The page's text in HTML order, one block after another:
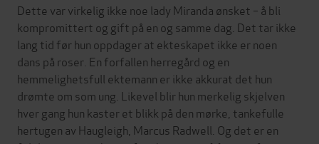
Dette var virkelig ikke noe lady Miranda ønsket – å bli
kompromittert og gift på en og samme dag. Det tar ikke
lang tid før hun oppdager at ekteskapet ikke er noen
dans på roser. En forfallen herregård og en
hemmelighetsfull ektemann er ikke akkurat det hun
drømte om som ung. Likevel blir hun merkelig skjelven
hver gang hun kaster et blikk på den mørke, tankefulle
hertugen av Haugleigh, Marcus Radwell. Og det er en